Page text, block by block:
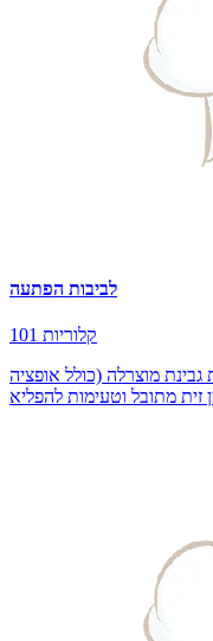
לביבות הפתעה
101 קלוריות
מוצרלה (כולל אופציה
זית מתובל וטעימות להפליא